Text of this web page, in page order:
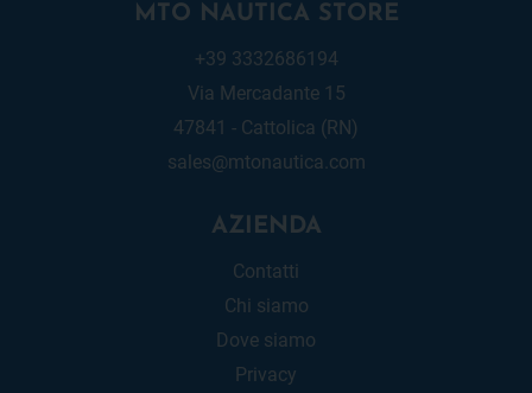
MTO NAUTICA STORE
+39 3332686194
Via Mercadante 15
47841 - Cattolica (RN)
sales@mtonautica.com
AZIENDA
Contatti
Chi siamo
Dove siamo
Privacy